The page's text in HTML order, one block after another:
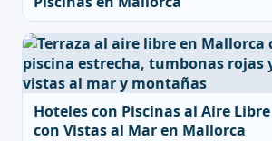
Hoteles con Piscinas al Aire Libre
con Vistas al Mar en Mallorca